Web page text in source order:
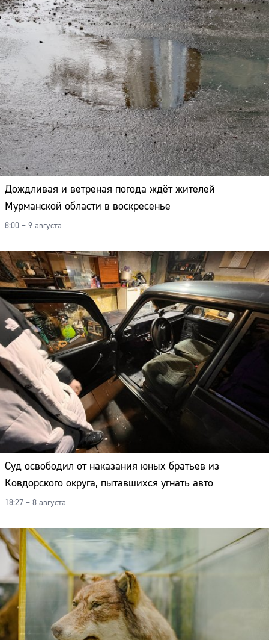
Дождливая и ветреная погода ждёт жителей
Мурманской области в воскресенье
8:00 – 9 августа
Суд освободил от наказания юных братьев из
Ковдорского округа, пытавшихся угнать авто
18:27 – 8 августа